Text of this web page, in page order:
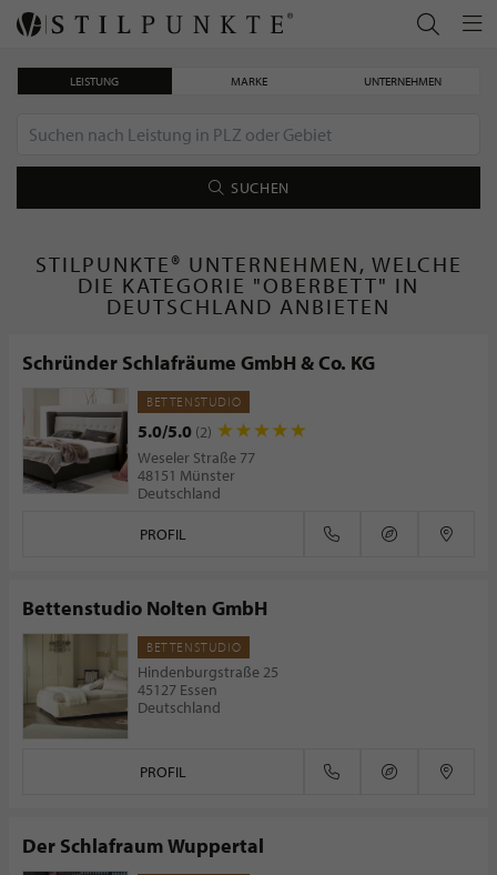
LEISTUNG MARKE UNTERNEHMEN
SUCHEN
STILPUNKTE® UNTERNEHMEN, WELCHE
DIE KATEGORIE "OBERBETT" IN
DEUTSCHLAND ANBIETEN
Schründer Schlafräume GmbH & Co. KG
BETTENSTUDIO
5.0/5.0 (2)
Weseler Straße 77
48151 Münster
Deutschland
PROFIL
Bettenstudio Nolten GmbH
BETTENSTUDIO
Hindenburgstraße 25
45127 Essen
Deutschland
PROFIL
Der Schlafraum Wuppertal